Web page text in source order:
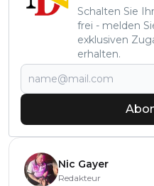
Schalten Sie
frei - melden
exklusiven
erhalten.
Nic Gayer
Redakteur